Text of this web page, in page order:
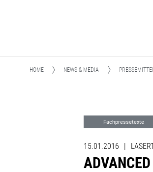
HOME NEWS & MEDIA
Fachpressetexte
15.01.2016 |